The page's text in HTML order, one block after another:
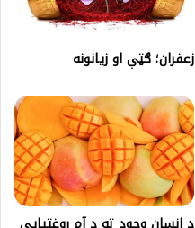
زعفران؛ ګټې او زيانونه